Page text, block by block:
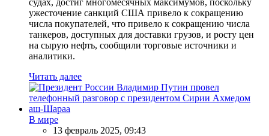
ужесточение санкций США привело к сокращению
числа покупателей, что привело к сокращению числа
танкеров, доступных для доставки грузов, и росту цен
на сырую нефть, сообщили торговые источники и
аналитики.
Читать далее
В мире
13 февраль 2025, 09:43